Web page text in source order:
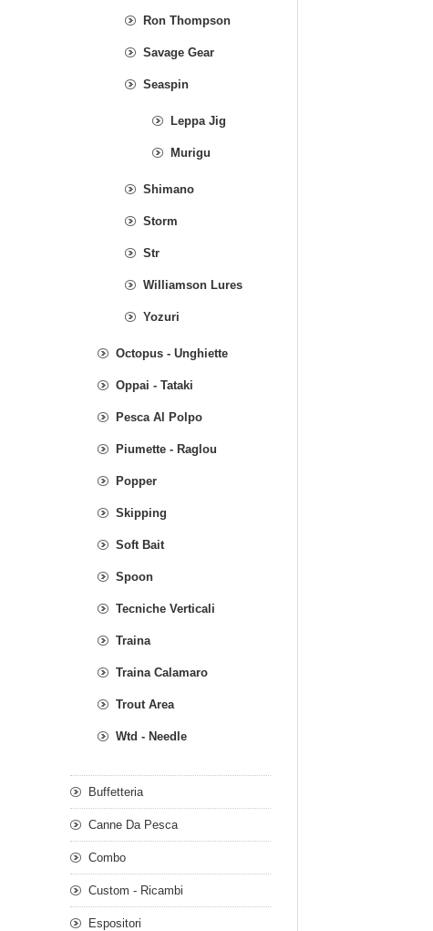
Ron Thompson
Savage Gear
Seaspin
Leppa Jig
Murigu
Shimano
Storm
Str
Williamson Lures
Yozuri
Octopus - Unghiette
Oppai - Tataki
Pesca Al Polpo
Piumette - Raglou
Popper
Skipping
Soft Bait
Spoon
Tecniche Verticali
Traina
Traina Calamaro
Trout Area
Wtd - Needle
Buffetteria
Canne Da Pesca
Combo
Custom - Ricambi
Espositori